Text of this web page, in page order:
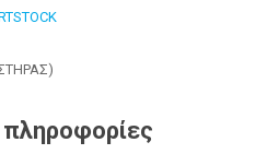
πληροφορίες